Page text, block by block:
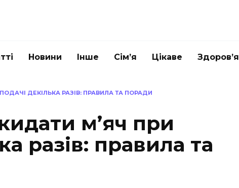
Новини Інше Сім’я Цікаве Здоров’я
ДЕКІЛЬКА РАЗІВ: ПРАВИЛА ТА ПОРАДИ
м’яч при
разів: правила та